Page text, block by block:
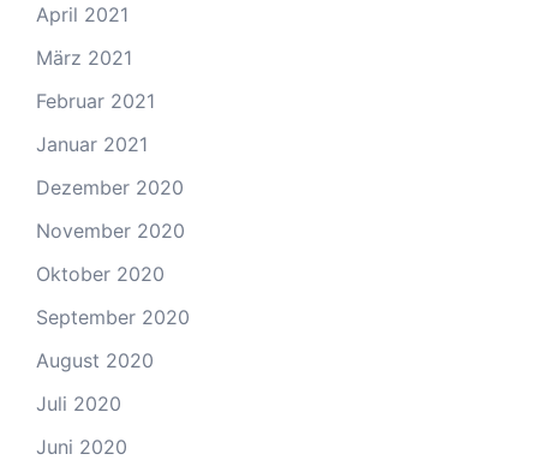
April 2021
März 2021
Februar 2021
Januar 2021
Dezember 2020
November 2020
Oktober 2020
September 2020
August 2020
Juli 2020
Juni 2020